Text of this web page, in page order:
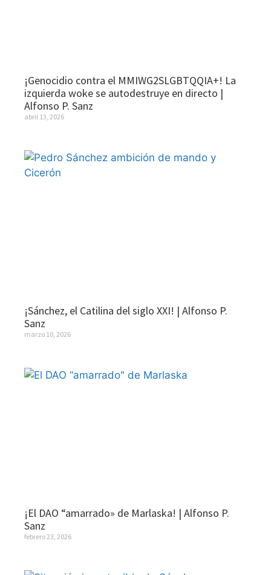
¡Genocidio contra el MMIWG2SLGBTQQIA+! La
izquierda woke se autodestruye en directo |
Alfonso P. Sanz
abril 13, 2026
¡Sánchez, el Catilina del siglo XXI! | Alfonso P.
Sanz
marzo 10, 2026
¡El DAO “amarrado» de Marlaska! | Alfonso P.
Sanz
febrero 23, 2026